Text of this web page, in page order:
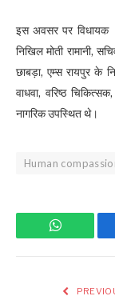
इस अवसर पर विधायक
निखिल मोती रामानी,
छाबड़ा, एम्स रायपुर के
वाधवा, वरिष्ठ
नागरिक उपस्थित थे।
Human
WhatsApp